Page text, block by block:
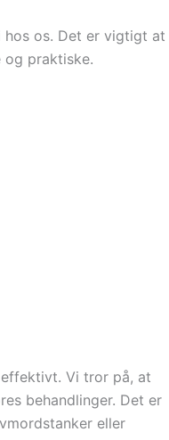
os. Det er vigtigt at
praktiske.
Vi tror på, at
behandlinger. Det er
eller